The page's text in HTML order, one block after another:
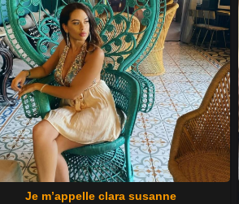
Je m’appelle clara susanne